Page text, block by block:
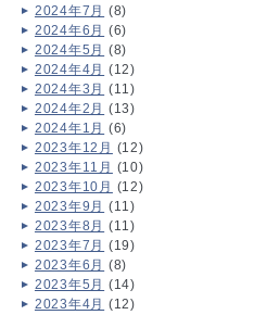
2024年7月 (8)
2024年6月 (6)
2024年5月 (8)
2024年4月 (12)
2024年3月 (11)
2024年2月 (13)
2024年1月 (6)
2023年12月 (12)
2023年11月 (10)
2023年10月 (12)
2023年9月 (11)
2023年8月 (11)
2023年7月 (19)
2023年6月 (8)
2023年5月 (14)
2023年4月 (12)